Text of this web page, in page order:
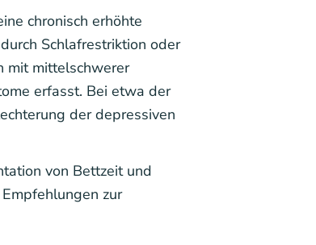
chronisch erhöhte
Schlafrestriktion oder
mit mittelschwerer
erfasst. Bei etwa der
der depressiven
von Bettzeit und
zur